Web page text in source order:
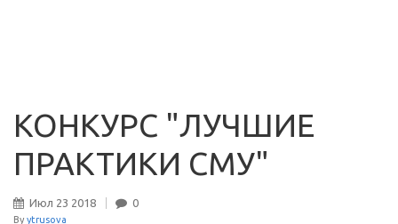
КОНКУРС "ЛУЧШИЕ
ПРАКТИКИ СМУ"
Июл 23 2018 0
By ytrusova